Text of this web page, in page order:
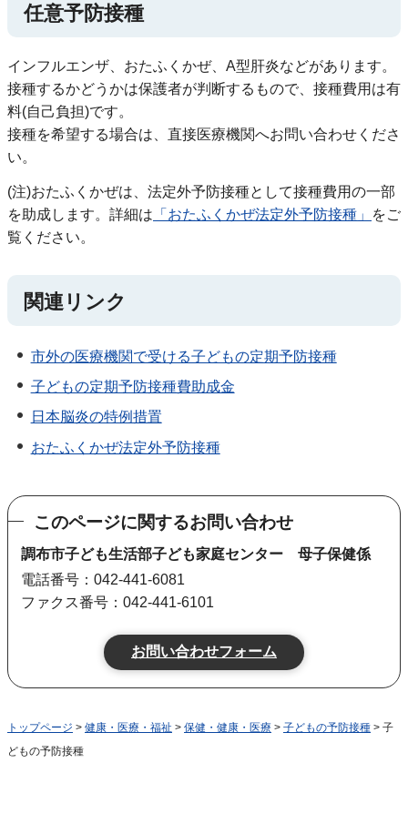
任意予防接種
インフルエンザ、おたふくかぜ、A型肝炎などがあります。
接種するかどうかは保護者が判断するもので、接種費用は有
料(自己負担)です。
接種を希望する場合は、直接医療機関へお問い合わせくださ
い。
(注)おたふくかぜは、法定外予防接種として接種費用の一部
を助成します。詳細は 「おたふくかぜ法定外予防接種」
をご
覧ください。
関連リンク
市外の医療機関で受ける子どもの定期予防接種
子どもの定期予防接種費助成金
日本脳炎の特例措置
おたふくかぜ法定外予防接種
このページに関するお問い合わせ
調布市子ども生活部子ども家庭センター 母子保健係
電話番号：042-441-6081
ファクス番号：042-441-6101
トップページ > 健康・医療・福祉 > 保健・健康・医療 > 子どもの予防接種 > 子
どもの予防接種